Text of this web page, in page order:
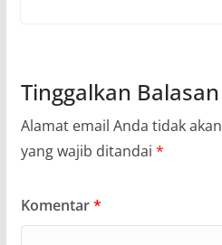
Tinggalkan Balasan
Alamat email Anda tidak
yang wajib ditandai *
Komentar*